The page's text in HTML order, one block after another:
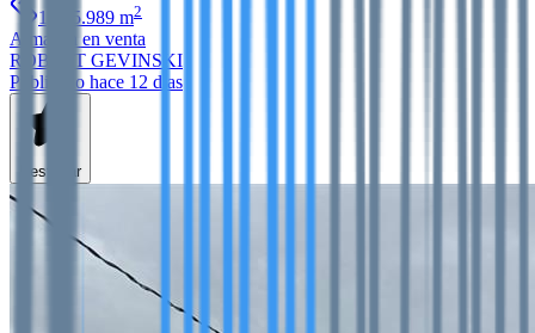
1,265.989 m2
Almacén
en venta
ROBERT GEVINSKI
Publicado hace 12 días
Destacar